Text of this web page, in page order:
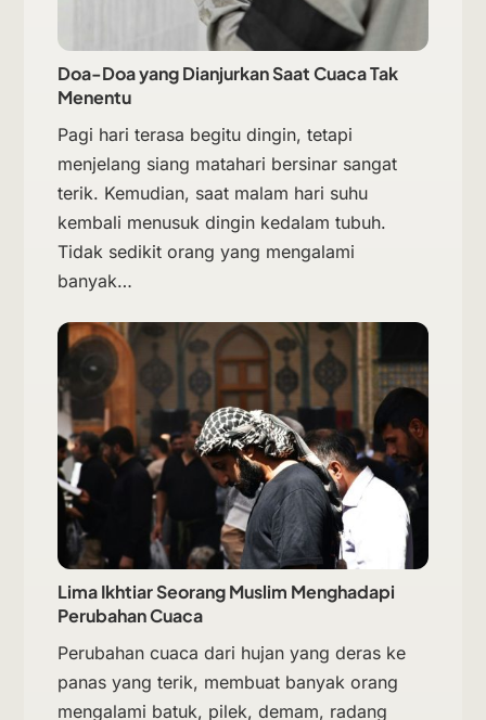
Doa-Doa yang Dianjurkan Saat Cuaca Tak
Menentu
Pagi hari terasa begitu dingin, tetapi
menjelang siang matahari bersinar sangat
terik. Kemudian, saat malam hari suhu
kembali menusuk dingin kedalam tubuh.
Tidak sedikit orang yang mengalami
banyak…
Lima Ikhtiar Seorang Muslim Menghadapi
Perubahan Cuaca
Perubahan cuaca dari hujan yang deras ke
panas yang terik, membuat banyak orang
mengalami batuk, pilek, demam, radang